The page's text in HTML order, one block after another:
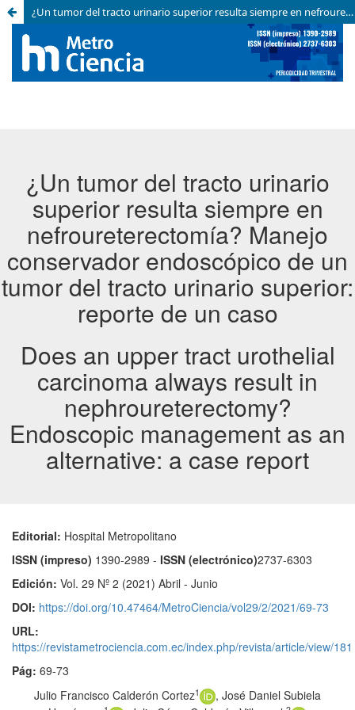
¿Un tumor del tracto urinario superior resulta siempre en nefroureterectomía? Manejo conservador endoscópico de un tumor del tracto urinario superior: reporte de un caso